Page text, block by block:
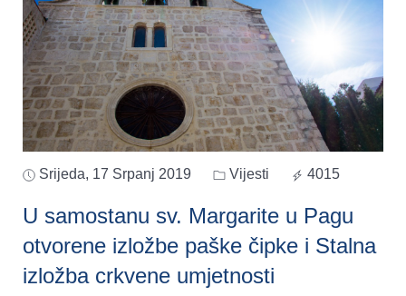
Srijeda, 17 Srpanj 2019 Vijesti 4015
U samostanu sv. Margarite u Pagu
otvorene izložbe paške čipke i Stalna
izložba crkvene umjetnosti